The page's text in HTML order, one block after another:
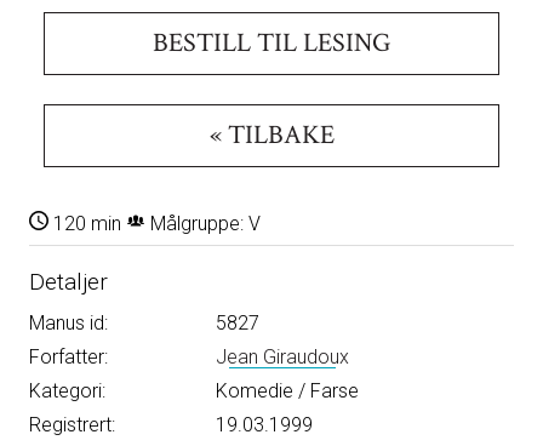
« TILBAKE
BESTILL TIL LESING
120 min Målgruppe: V
Detaljer
Manus id:
5827
Forfatter:
Jean Giraudoux
Kategori:
Komedie / Farse
Registrert:
19.03.1999